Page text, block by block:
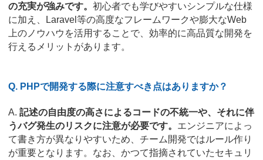
の充実が強みです。 初心者でも学びやすいシンプルな仕様
に加え、Laravel等の高度なフレームワークや膨大なWeb
上のノウハウを活用することで、効率的に高品質な開発を
行えるメリットがあります。
Q. PHPで開発する際に注意すべき点はありますか？
A. 記述の自由度の高さによるコードの不統一や、それに伴
うバグ発生のリスクに注意が必要です。 エンジニアによっ
て書き方が異なりやすいため、チーム開発ではルール作り
が重要となります。なお、かつて指摘されていたセキュリ